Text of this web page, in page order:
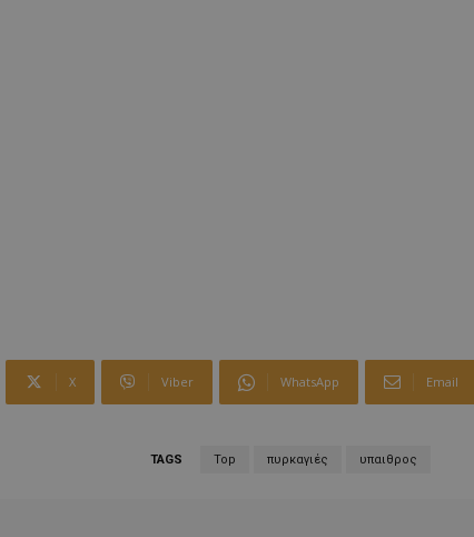
X Viber WhatsApp Email
TAGS Top πυρκαγιές υπαιθρος